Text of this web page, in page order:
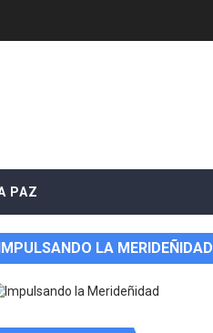
vacacional
PAZ
IMPULSANDO LA MERIDEÑIDAD